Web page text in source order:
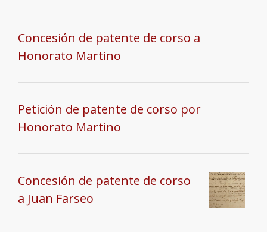
Concesión de patente de corso a
Honorato Martino
Petición de patente de corso por
Honorato Martino
Concesión de patente de corso
a Juan Farseo